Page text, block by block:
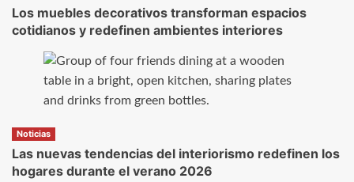
Los muebles decorativos transforman espacios
cotidianos y redefinen ambientes interiores
Noticias
Las nuevas tendencias del interiorismo redefinen los
hogares durante el verano 2026